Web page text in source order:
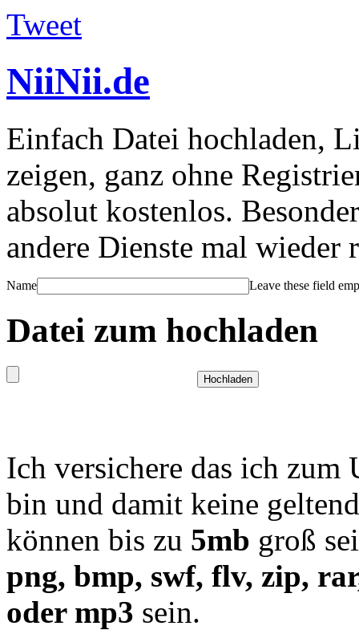
Tweet
NiiNii.de
Einfach Datei hochladen,
zeigen, ganz ohne
absolut kostenlos.
andere Dienste mal wieder
Name Leave these field
Datei zum hochladen
Ich versichere das ich zum
bin und damit keine
können bis zu 5mb groß
png, bmp, swf, flv, zip,
oder mp3 sein.